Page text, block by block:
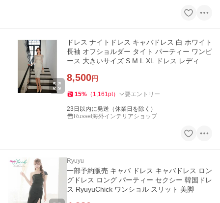
ドレス ナイトドレス キャバドレス 白 ホワイト
長袖 オフショルダー タイト パーティー ワンピ
ース 大きいサイズ S M L XL ドレス レディー
8,500円
15% （ 1,161pt） 要エントリー
23日以内に発送（休業日を除く）
Russel海外インテリアショップ
Ryuyu
一部予約販売 キャバ ドレス キャバドレス ロン
グドレス ロング パーティー セクシー 韓国ドレ
ス RyuyuChick ワンショル スリット 美脚